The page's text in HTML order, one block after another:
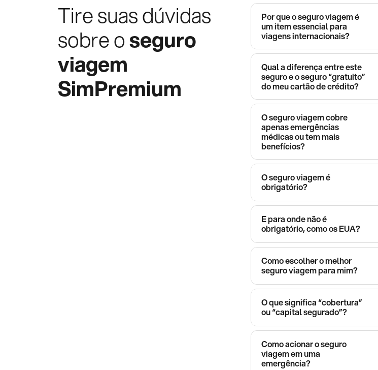
Tire suas dúvidas
sobre oseguro
viagem
SimPremium
Por que o seguro viagem é
um item essencial para
viagens internacionais?
Qual a diferença entre este
seguro e o seguro “gratuito”
do meu cartão de crédito?
O seguro viagem cobre
apenas emergências
médicas ou tem mais
benefícios?
O seguro viagem é
obrigatório?
E para onde não é
obrigatório, como os EUA?
Como escolher o melhor
seguro viagem para mim?
O que significa “cobertura”
ou “capital segurado”?
Como acionar o seguro
viagem em uma
emergência?